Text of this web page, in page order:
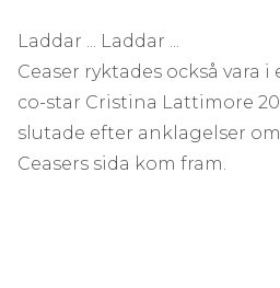
Laddar ... Laddar ...
Ceaser ryktades också vara
co-star Cristina Lattimore
slutade efter anklagelser
Ceasers sida kom fram.